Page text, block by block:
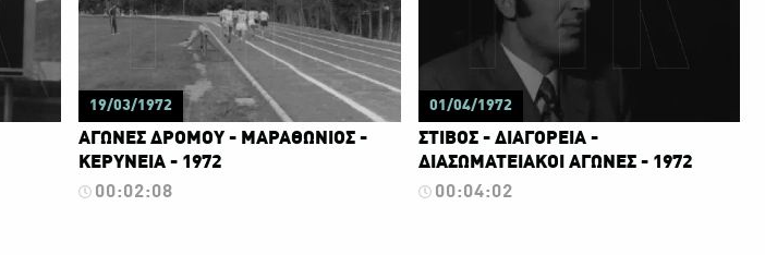
19/03/1972
ΑΓΩΝΕΣ ΔΡΟΜΟΥ - ΜΑΡΑΘΩΝΙΟΣ -
ΚΕΡΥΝΕΙΑ - 1972
00:02:08
01/04/1972
ΣΤΙΒΟΣ - ΔΙΑΓΟΡΕΙΑ -
ΔΙΑΣΩΜΑΤΕΙΑΚΟΙ ΑΓΩΝΕΣ - 1972
00:04:02